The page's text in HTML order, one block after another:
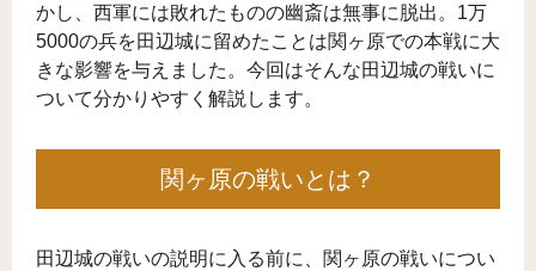
かし、西軍には敗れたものの幽斎は無事に脱出。1万
5000の兵を田辺城に留めたことは関ヶ原での本戦に大
きな影響を与えました。今回はそんな田辺城の戦いに
ついて分かりやすく解説します。
関ヶ原の戦いとは？
田辺城の戦いの説明に入る前に、関ヶ原の戦いについ